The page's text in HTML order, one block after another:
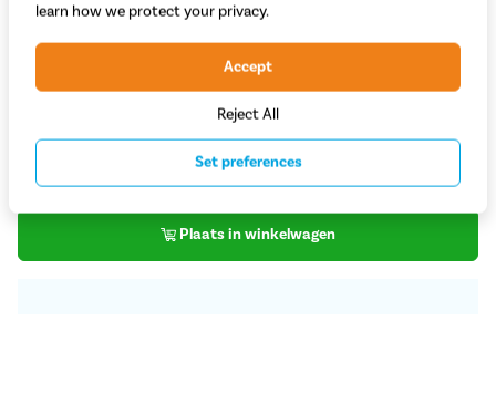
Op voorraad bij leverancier
69,-
Plaats in winkelwagen
learn how we protect your privacy.
Reject All
Accept
Set preferences